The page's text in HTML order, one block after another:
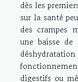
dès les
sur la santé
des crampes
une baisse
digestifs ou